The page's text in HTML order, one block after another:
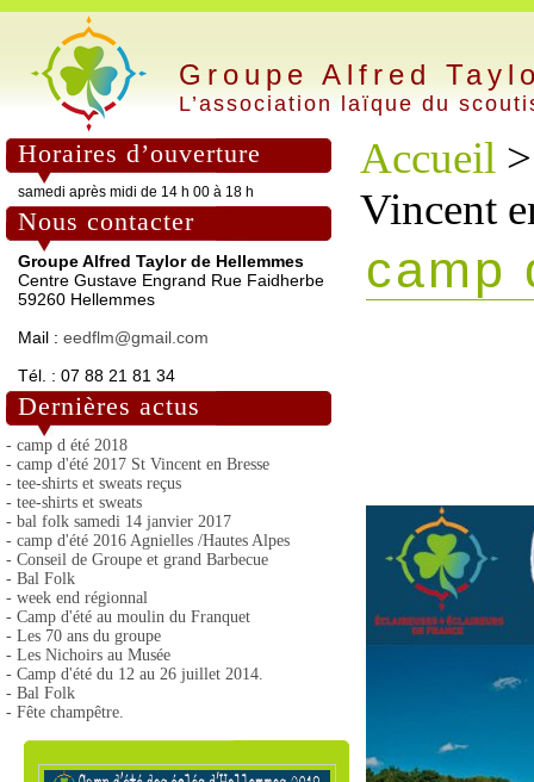
Groupe Alfred
L’association laïque du
Horaires d’ouverture
samedi après midi de 14 h 00 à 18 h
Nous contacter
Groupe Alfred Taylor de Hellemmes
Centre Gustave Engrand Rue Faidherbe
59260 Hellemmes
Mail : eedflm@gmail.com
Tél. : 07 88 21 81 34
Dernières actus
- camp d été 2018
- camp d'été 2017 St Vincent en Bresse
- tee-shirts et sweats reçus
- tee-shirts et sweats
- bal folk samedi 14 janvier 2017
- camp d'été 2016 Agnielles /Hautes Alpes
- Conseil de Groupe et grand Barbecue
- Bal Folk
- week end régionnal
- Camp d'été au moulin du Franquet
- Les 70 ans du groupe
- Les Nichoirs au Musée
- Camp d'été du 12 au 26 juillet 2014.
- Bal Folk
- Fête champêtre.
Accueil
Vincent
camp